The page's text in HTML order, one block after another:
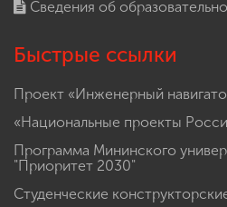
Студенческая жизнь
Быстрые ссылки
Проект «Инженерный
«Национальные проекты
"Приоритет 2030"